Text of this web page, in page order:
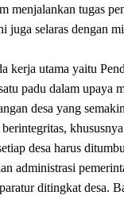
menjalankan tugas
juga selaras
kerja utama yaitu
padu dalam upaya
desa yang
desa harus
administrasi
ditingkat